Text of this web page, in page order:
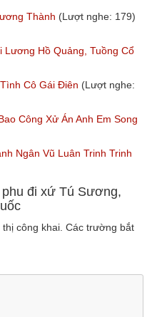
Thành (Lượt nghe: 179)
Lương Hồ Quảng, Tuồng Cổ
Cô Gái Điên (Lượt nghe:
Công Xử Án Anh Em Song
Ngân Vũ Luân Trinh Trinh
đi xứ Tú Sương,
công khai. Các trường bắt